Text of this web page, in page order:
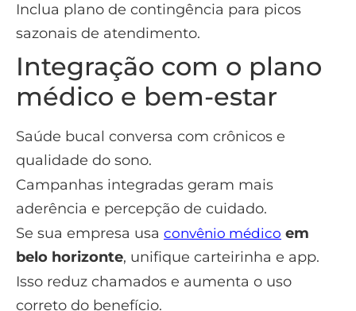
Inclua plano de contingência para picos
sazonais de atendimento.
Integração com o plano
médico e bem-estar
Saúde bucal conversa com crônicos e
qualidade do sono.
Campanhas integradas geram mais
aderência e percepção de cuidado.
Se sua empresa usa convênio médico em
belo horizonte, unifique carteirinha e app.
Isso reduz chamados e aumenta o uso
correto do benefício.